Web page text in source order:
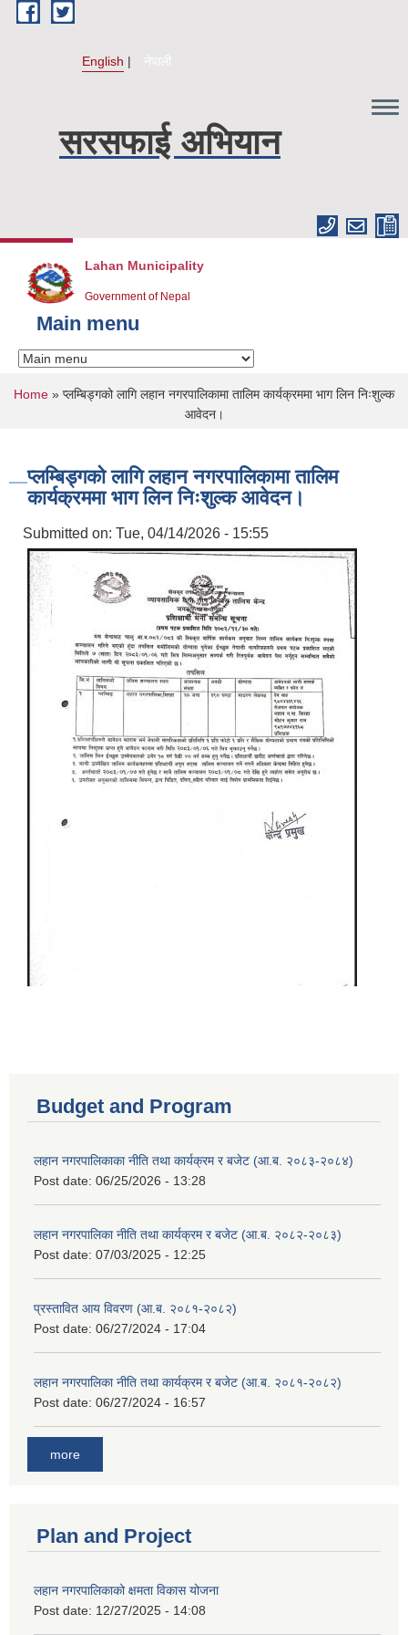
Skip to main content
English नेपाली
सरसफाई अभियान
Lahan Municipality
Government of Nepal
Main menu
You are here
Home » प्लम्बिड्गको लागि लहान नगरपालिकामा तालिम कार्यक्रममा भाग लिन निःशुल्क
आवेदन।
प्लम्बिड्गको लागि लहान नगरपालिकामा तालिम
कार्यक्रममा भाग लिन निःशुल्क आवेदन।
Submitted on: Tue, 04/14/2026 - 15:55
Budget and Program
लहान नगरपालिकाका नीति तथा कार्यक्रम र बजेट (आ.ब. २०८३-२०८४)
Post date: 06/25/2026 - 13:28
लहान नगरपालिका नीति तथा कार्यक्रम र बजेट (आ.ब. २०८२-२०८३)
Post date: 07/03/2025 - 12:25
प्रस्तावित आय विवरण (आ.ब. २०८१-२०८२)
Post date: 06/27/2024 - 17:04
लहान नगरपालिका नीति तथा कार्यक्रम र बजेट (आ.ब. २०८१-२०८२)
Post date: 06/27/2024 - 16:57
more
Plan and Project
लहान नगरपालिकाको क्षमता विकास योजना
Post date: 12/27/2025 - 14:08